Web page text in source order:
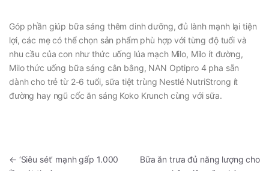
Góp phần giúp bữa sáng thêm dinh dưỡng, đủ lành mạnh lại tiện
lợi, các mẹ có thể chọn sản phẩm phù hợp với từng độ tuổi và
nhu cầu của con như thức uống lúa mạch Milo, Milo ít đường,
Milo thức uống bữa sáng cân bằng, NAN Optipro 4 pha sẵn
dành cho trẻ từ 2-6 tuổi, sữa tiệt trùng Nestlé NutriStrong ít
đường hay ngũ cốc ăn sáng Koko Krunch cùng với sữa.
← ‘Siêu sét’ mạnh gấp 1.000
Bữa ăn trưa đủ năng lượng cho